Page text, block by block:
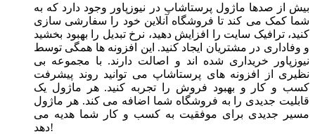
بیش از صدها ماژول پرستاشاپ در نیوزپاور وجود دارد که به
شما کمک می کند تا فروشگاه آنلاین خود را سفارشی سازی
کنید، ترافیک سایت را افزایش دهید، نرخ تبدیل را بهبود بخشید
و وفاداری در مشتریان ایجاد کنید. این افزونه ها همگی توسط
نیوزپاور خریداری شده اند و اصالت دارند. با مجموعه بی
نظیری از افزونه های پرستاشاپ می توانید روند پیشرفت
کسب و کار و بهبود فروش را تجربه کنید. هر ماژول یک
قابلیت جدیدی را به فروشگاه شما اضافه می کند. هر ماژول
مسیر جدیدی برای موفقیت به کسب و کار شما هدیه می
دهد!